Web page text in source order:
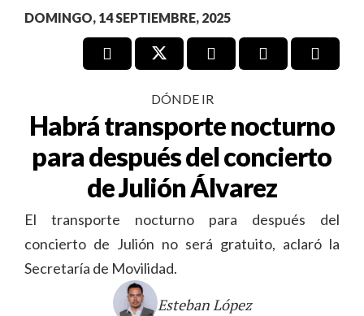
DOMINGO, 14 SEPTIEMBRE, 2025
DÓNDE IR
Habrá transporte nocturno
para después del concierto
de Julión Álvarez
El transporte nocturno para después del
concierto de Julión no será gratuito, aclaró la
Secretaría de Movilidad.
Esteban López